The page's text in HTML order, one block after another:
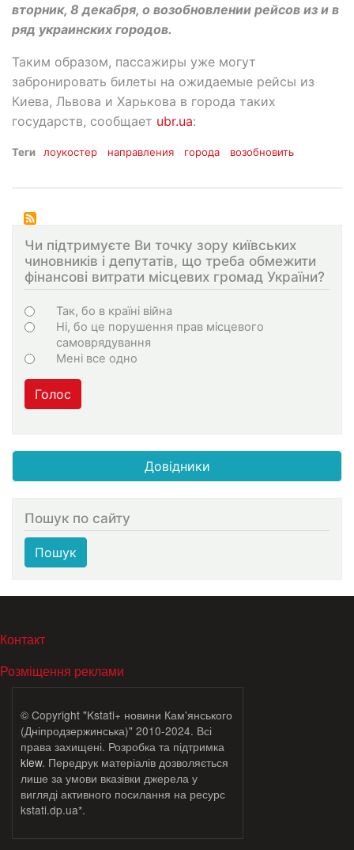
вторник, 8 декабря, о возобновлении рейсов из и в
ряд украинских городов.
Таким образом, пассажиры уже могут
забронировать билеты на ожидаемые рейсы из
Киева, Львова и Харькова в города таких
государств, сообщает ubr.ua:
Теги лоукостер направления города возобновить
Чи підтримуєте Ви точку зору київських
чиновників і депутатів, що треба обмежити
фінансові витрати місцевих громад України?
Choices
Так, бо в країні війна
Ні, бо це порушення прав місцевого
самоврядування
Мені все одно
Голос
Довідники
Пошук по сайту
Пошук
МЕНЮ В ПОДВАЛЕ
Контакт
Розміщення реклами
© Copyright "Kstati+ новини Кам'янського
(Дніпродзержинська)" 2010-2024. Всі
права захищені. Розробка та підтримка
klew. Передрук матеріалів дозволяється
лише за умови вказівки джерела у
вигляді активного посилання на ресурс
kstati.dp.ua*.